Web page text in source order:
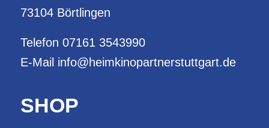
73104 Börtlingen
Telefon 07161 3543990
E-Mail info@heimkinopartnerstuttgart.de
SHOP